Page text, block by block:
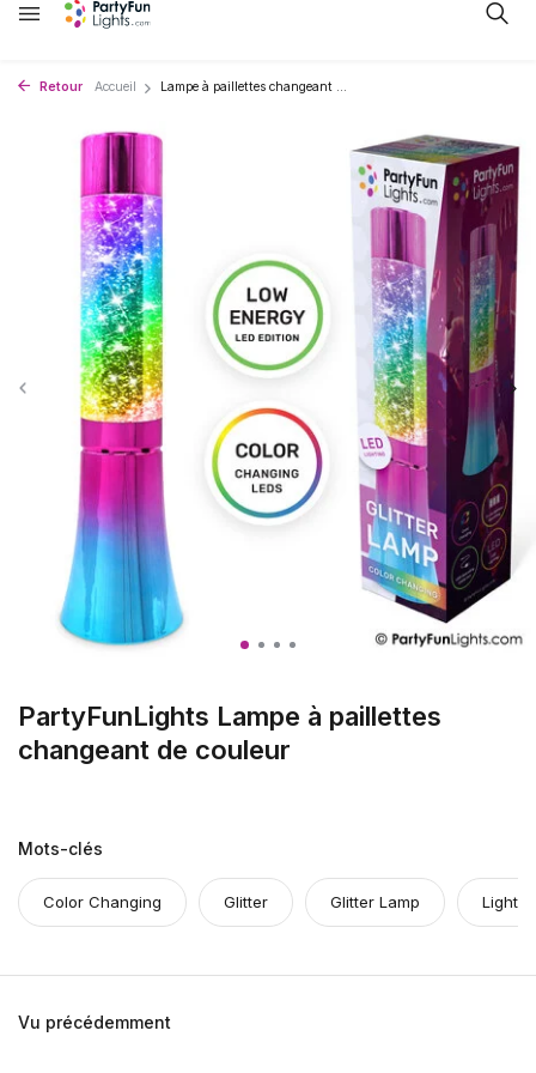
Retour Accueil Lampe à paillettes changeant ...
PartyFunLights Lampe à paillettes
changeant de couleur
Mots-clés
Color Changing Glitter Glitter Lamp Light
Vu précédemment